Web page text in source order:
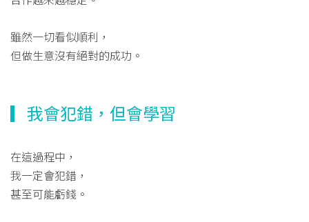
雖然一切看似順利，
但做生意沒有絕對的成功。
▎我會犯錯，但會學習
在這過程中，
我一定會犯錯，
甚至可能虧錢。